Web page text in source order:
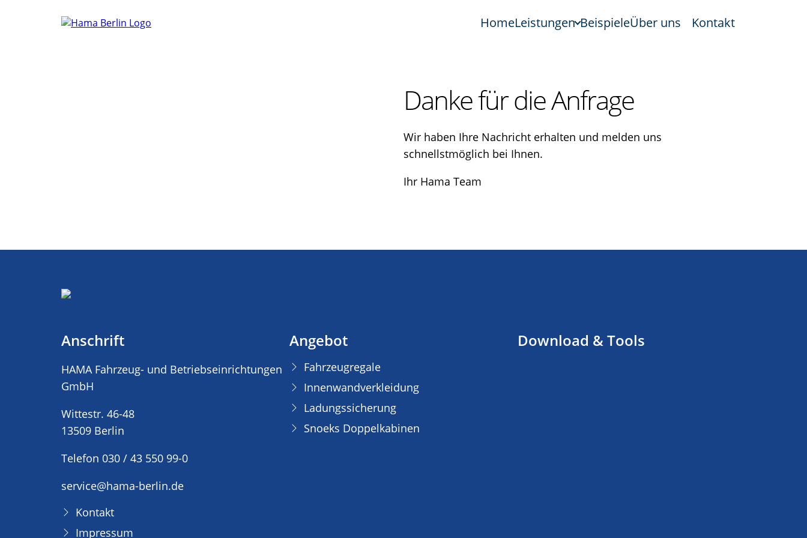
HomeLeistungen BeispieleÜber uns Kontakt
Danke für die Anfrage
Wir haben Ihre Nachricht erhalten und melden uns
schnellstmöglich bei Ihnen.
Ihr Hama Team
Anschrift
HAMA Fahrzeug- und Betriebseinrichtungen
GmbH
Wittestr. 46-48
13509 Berlin
Telefon 030 / 43 550 99-0
service@hama-berlin.de
Kontakt
Impressum
Angebot
Fahrzeugregale
Innenwandverkleidung
Ladungssicherung
Snoeks Doppelkabinen
Download & Tools